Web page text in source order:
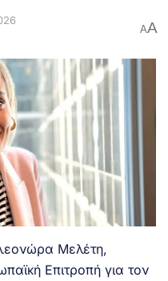
AA
Μελέτη,
Επιτροπή για τον